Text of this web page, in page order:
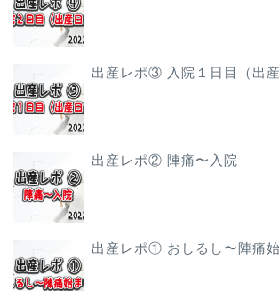
出産レポ③ 入院１日目（出産
出産レポ② 陣痛〜入院
出産レポ① おしるし〜陣痛